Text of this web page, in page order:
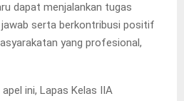
dapat menjalankan tugas
serta berkontribusi positif
yang profesional,
ini, Lapas Kelas IIA